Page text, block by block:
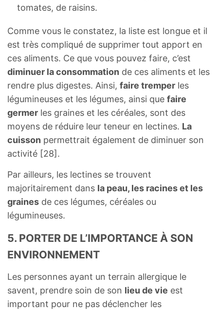
tomates, de raisins.
Comme vous le constatez, la liste est longue et il
est très compliqué de supprimer tout apport en
ces aliments. Ce que vous pouvez faire, c’est
diminuer la consommation de ces aliments et les
rendre plus digestes. Ainsi, faire tremper les
légumineuses et les légumes, ainsi que faire
germer les graines et les céréales, sont des
moyens de réduire leur teneur en lectines. La
cuisson permettrait également de diminuer son
activité [28].
Par ailleurs, les lectines se trouvent
majoritairement dans la peau, les racines et les
graines de ces légumes, céréales ou
légumineuses.
5. PORTER DE L’IMPORTANCE À SON
ENVIRONNEMENT
Les personnes ayant un terrain allergique le
savent, prendre soin de son lieu de vie est
important pour ne pas déclencher les